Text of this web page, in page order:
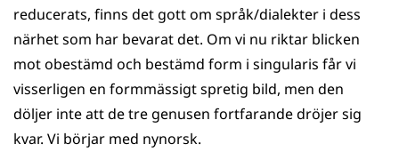
reducerats, finns det gott om språk/dialekter i dess
närhet som har bevarat det. Om vi nu riktar blicken
mot obestämd och bestämd form i singularis får vi
visserligen en formmässigt spretig bild, men den
döljer inte att de tre genusen fortfarande dröjer sig
kvar. Vi börjar med nynorsk.